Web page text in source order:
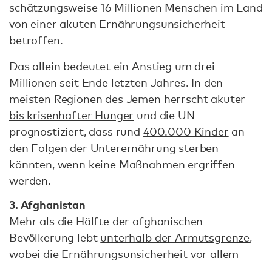
schätzungsweise 16 Millionen Menschen im Land
von einer akuten Ernährungsunsicherheit
betroffen.
Das allein bedeutet ein Anstieg um drei
Millionen seit Ende letzten Jahres. In den
meisten Regionen des Jemen herrscht akuter
bis krisenhafter Hunger und die UN
prognostiziert, dass rund 400.000 Kinder an
den Folgen der Unterernährung sterben
könnten, wenn keine Maßnahmen ergriffen
werden.
3. Afghanistan
Mehr als die Hälfte der afghanischen
Bevölkerung lebt unterhalb der Armutsgrenze,
wobei die Ernährungsunsicherheit vor allem